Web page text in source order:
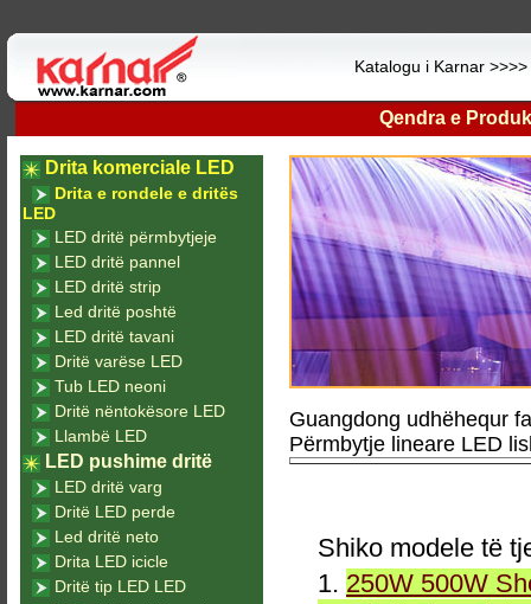
Katalogu i Karnar >>>>
Qendra e
Guangdong udhëhequr
Përmbytje lineare LED
Shiko modele të
1. 250W 500W
Drita komerciale LED
Drita e rondele e dritës
LED
LED dritë përmbytjeje
LED dritë pannel
LED dritë strip
Led dritë poshtë
LED dritë tavani
Dritë varëse LED
Tub LED neoni
Dritë nëntokësore LED
Llambë LED
LED pushime dritë
LED dritë varg
Dritë LED perde
Led dritë neto
Drita LED icicle
Dritë tip LED LED